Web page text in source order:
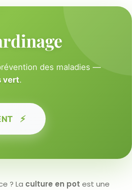
des maladies —
vert.
⚡
? La culture en pot est une